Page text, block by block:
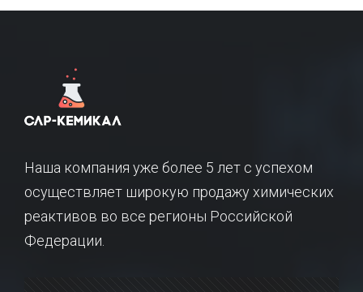
Наша компания уже более 5 лет с успехом
осуществляет широкую продажу химических
реактивов во все регионы Российской
Федерации.